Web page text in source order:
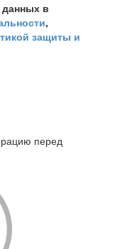
данных в
,
защиты и
перед